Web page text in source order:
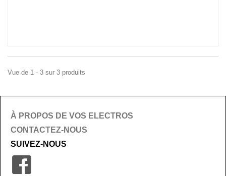
Vue de 1 - 3 sur 3 produits
À PROPOS DE VOS ELECTROS
CONTACTEZ-NOUS
SUIVEZ-NOUS